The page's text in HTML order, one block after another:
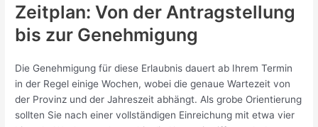
Zeitplan: Von der Antragstellung
bis zur Genehmigung
Die Genehmigung für diese Erlaubnis dauert ab Ihrem Termin
in der Regel einige Wochen, wobei die genaue Wartezeit von
der Provinz und der Jahreszeit abhängt. Als grobe Orientierung
sollten Sie nach einer vollständigen Einreichung mit etwa vier